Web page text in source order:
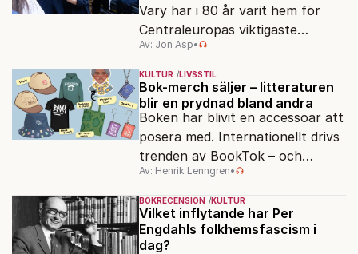
Vary har i 80 år varit hem för
Centraleuropas viktigaste
filmfestival – en plats där
Hollywoodglans möter
egensinnighet.
Av: Jon Asp•
KULTUR LIVSSTIL
Bok-merch säljer – litteraturen
blir en prydnad bland andra
Boken har blivit en accessoar att
posera med. Internationellt drivs
trenden av BookTok – och
förlagen följer efter.
Av: Henrik Lenngren•
BOKRECENSION KULTUR
Vilket inflytande har Per
Engdahls folkhemsfascism i
dag?